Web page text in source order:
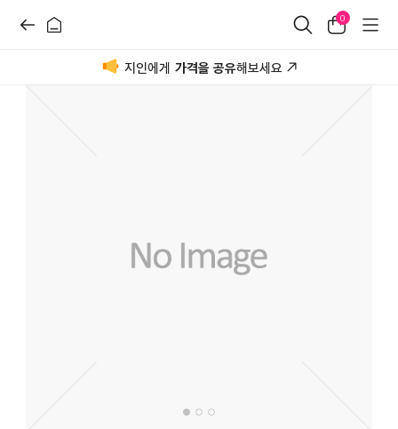
0
지인에게 가격을 공유해보세요